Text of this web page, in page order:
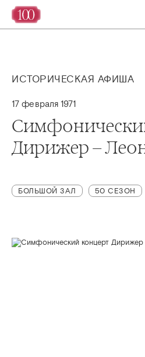
ИСТОРИЧЕСКАЯ АФИША
17 февраля 1971
Дирижер –
БОЛЬШОЙ ЗАЛ 50 СЕЗОН